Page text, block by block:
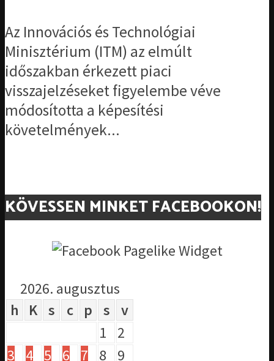
Az Innovációs és Technológiai
Minisztérium (ITM) az elmúlt
időszakban érkezett piaci
visszajelzéseket figyelembe véve
módosította a képesítési
követelmények...
KÖVESSEN MINKET FACEBOOKON!
2026. augusztus
h
K s c p s
v
1
2
3
4 5 6 7 8
9